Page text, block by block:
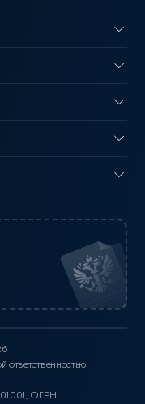
ОГРН